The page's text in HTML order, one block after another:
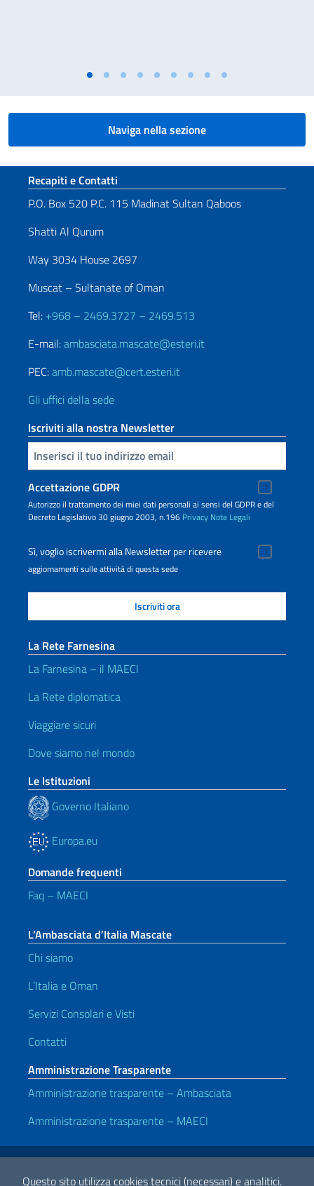
Questo sito utilizza cookies tecnici (necessari) e analitici.
Naviga nella sezione
Sezione footer
Recapiti e Contatti
P.O. Box 520 P.C. 115 Madinat Sultan Qaboos
Shatti Al Qurum
Way 3034 House 2697
Muscat – Sultanate of Oman
Tel: +968 – 2469.3727 – 2469.513
E-mail:ambasciata.mascate@esteri.it
PEC:amb.mascate@cert.esteri.it
Gli uffici della sede
Iscriviti alla nostra Newsletter
Inserisci la tua email
Accettazione GDPR
Autorizzo il trattamento dei miei dati personali ai sensi del GDPR e del
Decreto Legislativo 30 giugno 2003, n.196 Privacy Note Legali
Sì, voglio iscrivermi alla Newsletter per ricevere
aggiornamenti sulle attività di questa sede
La Rete Farnesina
La Farnesina – il MAECI
La Rete diplomatica
Viaggiare sicuri
Dove siamo nel mondo
Le Istituzioni
Governo Italiano
Europa.eu
Domande frequenti
Faq – MAECI
L’Ambasciata d’Italia Mascate
Chi siamo
L’Italia e Oman
Servizi Consolari e Visti
Contatti
Amministrazione Trasparente
Amministrazione trasparente – Ambasciata
Amministrazione trasparente – MAECI
Link Utili